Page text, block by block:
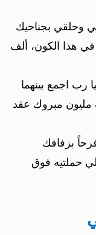
وحلقي بجناحيك
هذا الكون، ألف
رب اجمع بينهما
مليون مبروك عقد
بزفافك
حملتيه فوق